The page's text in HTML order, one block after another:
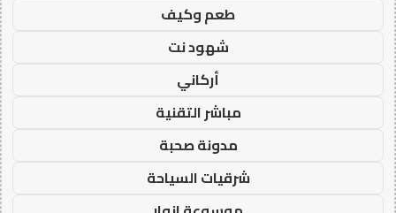
طعم وكيف
شهود نت
أركاني
مباشر التقنية
مدونة صحبة
شرقيات السياحة